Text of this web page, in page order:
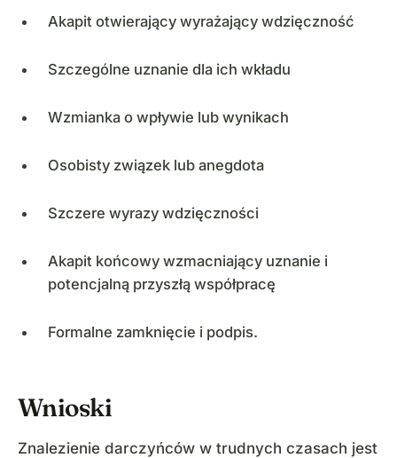
Akapit otwierający wyrażający wdzięczność
Szczególne uznanie dla ich wkładu
Wzmianka o wpływie lub wynikach
Osobisty związek lub anegdota
Szczere wyrazy wdzięczności
Akapit końcowy wzmacniający uznanie i
potencjalną przyszłą współpracę
Formalne zamknięcie i podpis.
Wnioski
Znalezienie darczyńców w trudnych czasach jest